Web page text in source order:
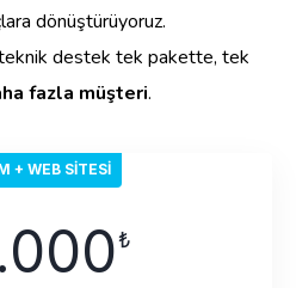
dönüştürüyoruz.
destek tek pakette, tek
fazla müşteri.
+ WEB SITESI
₺